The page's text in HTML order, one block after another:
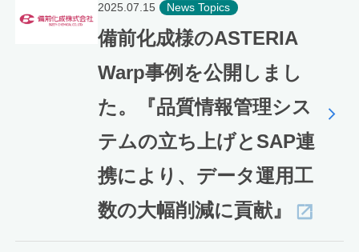
2025.07.15 News Topics
備前化成様のASTERIA
Warp事例を公開しまし
た。『品質情報管理シス
テムの立ち上げとSAP連
携により、データ運用工
数の大幅削減に貢献』